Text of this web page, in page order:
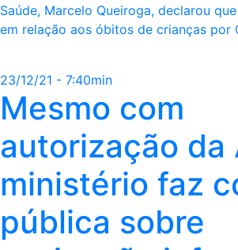
Saúde, Marcelo Queiroga, declarou
em relação aos óbitos de crianças por
23/12/21 - 7:40min
Mesmo com
autorização da
ministério faz
pública sobre